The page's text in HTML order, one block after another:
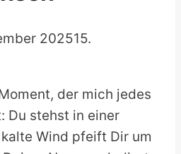
202515.
der mich jedes
Du stehst in einer
Wind pfeift Dir um